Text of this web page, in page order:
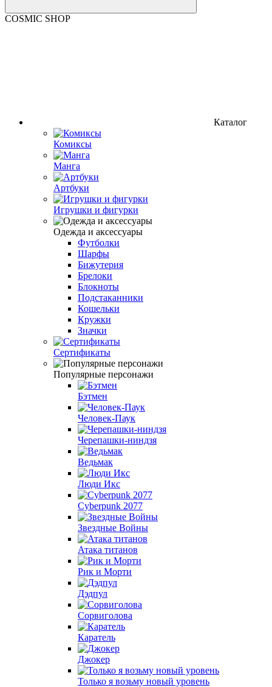
COSMIC SHOP
Каталог
Комиксы
Манга
Артбуки
Игрушки и фигурки
Одежда и аксессуары
Футболки
Шарфы
Бижутерия
Брелоки
Блокноты
Подстаканники
Кошельки
Кружки
Значки
Сертификаты
Популярные персонажи
Бэтмен
Человек-Паук
Черепашки-ниндзя
Ведьмак
Люди Икс
Cyberpunk 2077
Звездные Войны
Атака титанов
Рик и Морти
Дэдпул
Сорвиголова
Каратель
Джокер
Только я возьму новый уровень